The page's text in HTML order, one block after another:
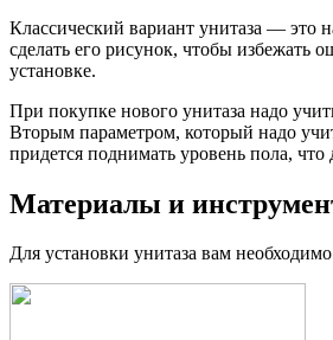
Классический вариант унитаза — это
сделать его рисунок, чтобы
установке.
При покупке нового унитаза надо
Вторым параметром, который надо
придется поднимать уровень пола,
Материалы и
Для установки унитаза вам необходимо